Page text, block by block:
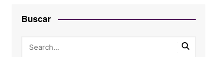
Buscar